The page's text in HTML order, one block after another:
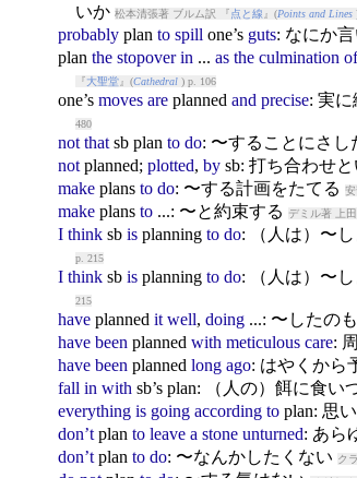
いか 松本清張著 ブルム訳 『 点と線 』(Points and Lines
probably plan to spillone’s guts: なにか
plan the stopover in... as the culmination of
『 大聖堂』(Cathedral) p. 106
one’s moves are planned and precise: 実に
480
not thatsb plan to do: 〜することにさし
not planned; plotted, bysb: 打ち合わせ
make plans to do: 〜する計画をたてる
make plans to...: 〜と約束する デミル著 上
I thinksb is planning to do: （人は）〜
p. 215
I thinksb is planning to do: （人は）〜
215
have planned it well, doing...: 〜したの
have been planned with meticulous care:
have been planned long ago: はやくから
fall in withsb’s plan: （人の）餌に食い
everything is going according to plan: 思
don’t plan to leave a stone unturned: あら
don’t plan to do: 〜なんかしたくない ク